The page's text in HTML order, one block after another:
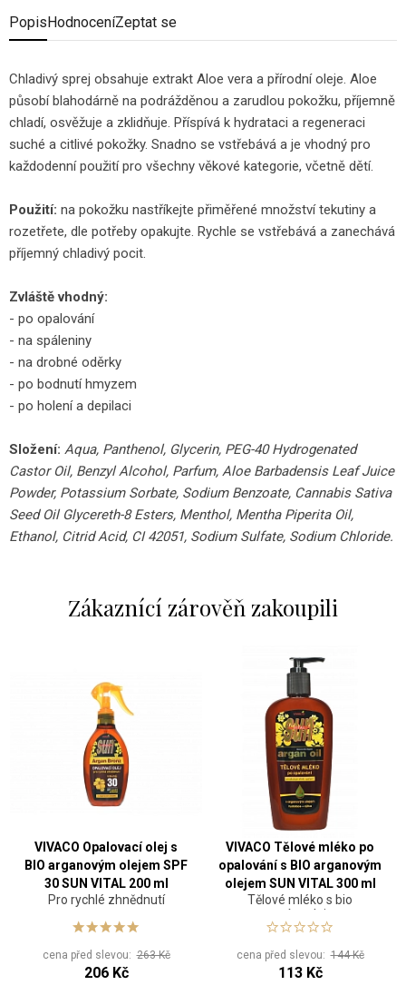
Popis HodnoceníZeptat se
Chladivý sprej obsahuje extrakt Aloe vera a přírodní oleje. Aloe
působí blahodárně na podrážděnou a zarudlou pokožku, příjemně
chladí, osvěžuje a zklidňuje. Příspívá k hydrataci a regeneraci
suché a citlivé pokožky. Snadno se vstřebává a je vhodný pro
každodenní použití pro všechny věkové kategorie, včetně dětí.
Použití: na pokožku nastříkejte přiměřené množství tekutiny a
rozetřete, dle potřeby opakujte. Rychle se vstřebává a zanechává
příjemný chladivý pocit.
Zvláště vhodný:
- po opalování
- na spáleniny
- na drobné oděrky
- po bodnutí hmyzem
- po holení a depilaci
Složení: Aqua, Panthenol, Glycerin, PEG-40 Hydrogenated
Castor Oil, Benzyl Alcohol, Parfum, Aloe Barbadensis Leaf Juice
Powder, Potassium Sorbate, Sodium Benzoate, Cannabis Sativa
Seed Oil Glycereth-8 Esters, Menthol, Mentha Piperita Oil,
Ethanol, Citrid Acid, CI 42051, Sodium Sulfate, Sodium Chloride.
Zákaznící zárověň zakoupili
VIVACO Opalovací olej s
BIO arganovým olejem SPF
30 SUN VITAL 200 ml
Pro rychlé zhnědnutí
cena před slevou:263 Kč
206 Kč
VIVACO Tělové mléko po
opalování s BIO arganovým
olejem SUN VITAL 300 ml
Tělové mléko s bio
arganovým olejem po
opalování
cena před slevou:144 Kč
113 Kč